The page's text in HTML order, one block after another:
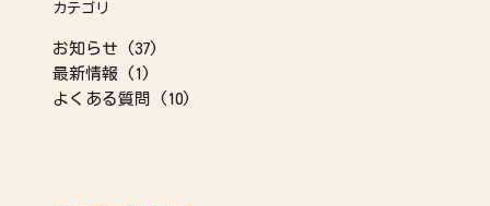
カテゴリ
お知らせ (37)
最新情報 (1)
よくある質問
(10)